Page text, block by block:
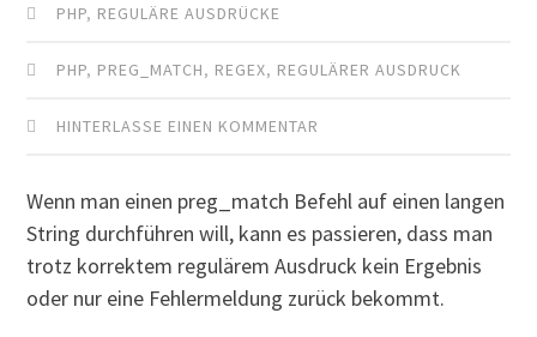
PHP, REGULÄRE AUSDRÜCKE
PHP, PREG_MATCH, REGEX, REGULÄRER AUSDRUCK
HINTERLASSE EINEN KOMMENTAR
Wenn man einen preg_match Befehl auf einen langen
String durchführen will, kann es passieren, dass man
trotz korrektem regulärem Ausdruck kein Ergebnis
oder nur eine Fehlermeldung zurück bekommt.